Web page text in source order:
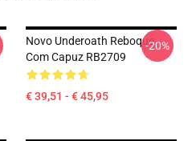
Novo Underoath Reboque
Com Capuz RB2709
€ 39,51 - € 45,95
-20%